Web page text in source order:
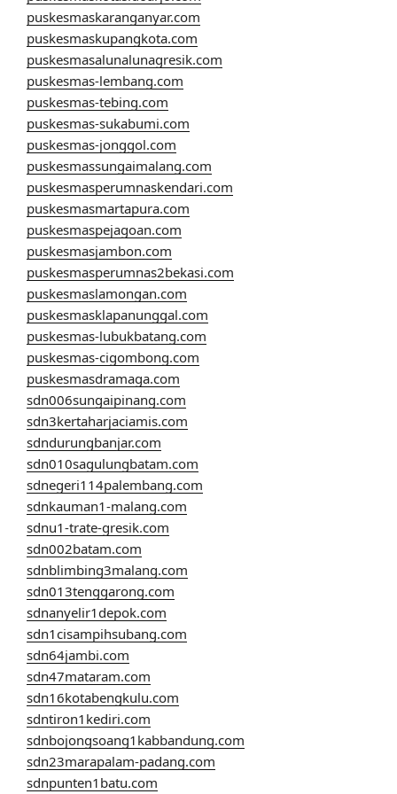
puskesmaskaranganyar.com
puskesmaskupangkota.com
puskesmasalunalunagresik.com
puskesmas-lembang.com
puskesmas-tebing.com
puskesmas-sukabumi.com
puskesmas-jonggol.com
puskesmassungaimalang.com
puskesmasperumnaskendari.com
puskesmasmartapura.com
puskesmaspejagoan.com
puskesmasjambon.com
puskesmasperumnas2bekasi.com
puskesmaslamongan.com
puskesmasklapanunggal.com
puskesmas-lubukbatang.com
puskesmas-cigombong.com
puskesmasdramaga.com
sdn006sungaipinang.com
sdn3kertaharjaciamis.com
sdndurungbanjar.com
sdn010sagulungbatam.com
sdnegeri114palembang.com
sdnkauman1-malang.com
sdnu1-trate-gresik.com
sdn002batam.com
sdnblimbing3malang.com
sdn013tenggarong.com
sdnanyelir1depok.com
sdn1cisampihsubang.com
sdn64jambi.com
sdn47mataram.com
sdn16kotabengkulu.com
sdntiron1kediri.com
sdnbojongsoang1kabbandung.com
sdn23marapalam-padang.com
sdnpunten1batu.com